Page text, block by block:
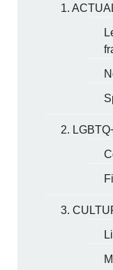
1.
2.
3.